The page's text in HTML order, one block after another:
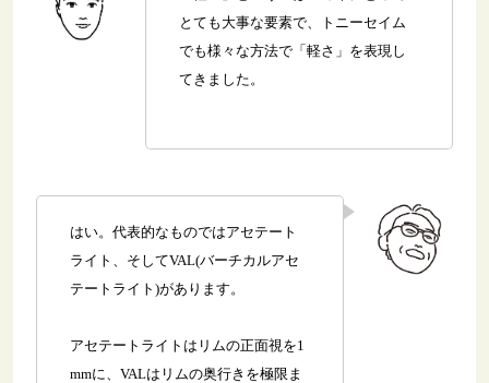
とても大事な要素で、トニーセイム
でも様々な方法で「軽さ」を表現し
てきました。
はい。代表的なものではアセテート
ライト、そしてVAL(バーチカルアセ
テートライト)があります。
アセテートライトはリムの正面視を1
mmに、VALはリムの奥行きを極限ま